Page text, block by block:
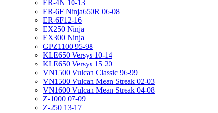
ER-4N 10-13
ER-6F Ninja650R 06-08
ER-6F12-16
EX250 Ninja
EX300 Ninja
GPZ1100 95-98
KLE650 Versys 10-14
KLE650 Versys 15-20
VN1500 Vulcan Classic 96-99
VN1500 Vulcan Mean Streak 02-03
VN1600 Vulcan Mean Streak 04-08
Z-1000 07-09
Z-250 13-17